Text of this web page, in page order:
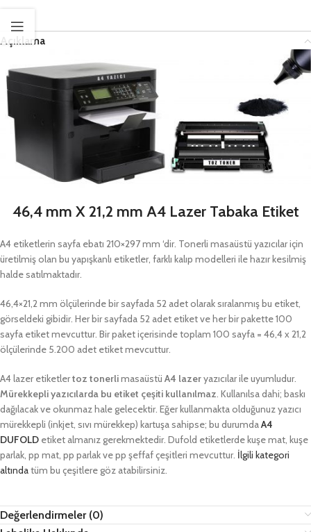
Açıklama
46,4 mm X 21,2 mm A4 Lazer Tabaka Etiket
A4 etiketlerin sayfa ebatı 210×297 mm ‘dir. Tonerli masaüstü yazıcılar için
üretilmiş olan bu yapışkanlı etiketler, farklı kalıp modelleri ile hazır kesilmiş
halde satılmaktadır.
46,4×21,2 mm ölçülerinde bir sayfada 52 adet olarak sıralanmış bu etiket,
görseldeki gibidir. Her bir sayfada 52 adet etiket ve her bir pakette 100
sayfa etiket mevcuttur. Bir paket içerisinde toplam 100 sayfa = 46,4 x 21,2
ölçülerinde 5.200 adet etiket mevcuttur.
A4 lazer etiketlertoz tonerlimasaüstü A4 lazeryazıcılar ile uyumludur.
Mürekkepli yazıcılarda bu etiket çeşiti kullanılmaz. Kullanılsa dahi; baskı
dağılacak ve okunmaz hale gelecektir. Eğer kullanmakta olduğunuz yazıcı
mürekkepli (inkjet, sıvı mürekkep) kartuşa sahipse; bu durumdaA4
DUFOLD etiket almanız gerekmektedir. Dufold etiketlerde kuşe mat, kuşe
parlak, pp mat, pp parlak ve pp şeffaf çeşitleri mevcuttur. İlgili kategori
altındatüm bu çeşitlere göz atabilirsiniz.
Değerlendirmeler (0)